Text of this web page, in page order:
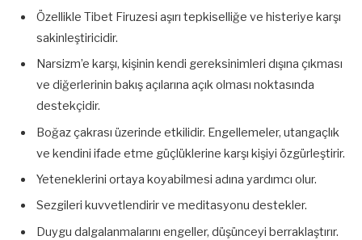
Özellikle Tibet Firuzesi aşırı tepkiselliğe ve histeriye karşı
sakinleştiricidir.
Narsizm’e karşı, kişinin kendi gereksinimleri dışına çıkması
ve diğerlerinin bakış açılarına açık olması noktasında
destekçidir.
Boğaz çakrası üzerinde etkilidir. Engellemeler, utangaçlık
ve kendini ifade etme güçlüklerine karşı kişiyi özgürleştirir.
Yeteneklerini ortaya koyabilmesi adına yardımcı olur.
Sezgileri kuvvetlendirir ve meditasyonu destekler.
Duygu dalgalanmalarını engeller, düşünceyi berraklaştırır.